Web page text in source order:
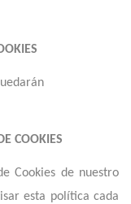
COOKIES
Cookies de nuestro
esta política cada